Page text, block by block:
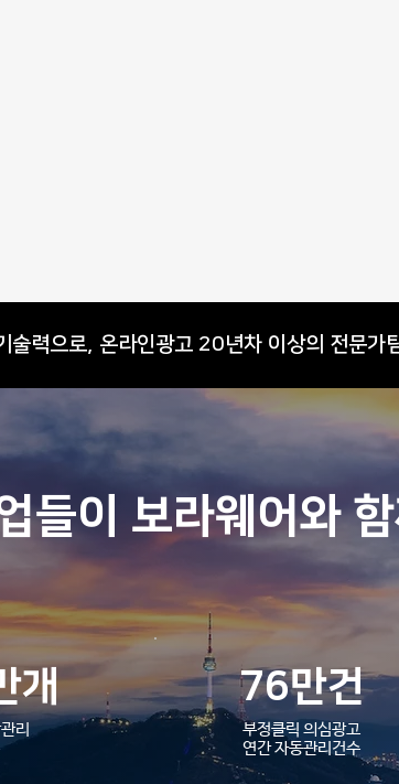
년 6월 보라웨어 솔루션 업데
트 안내
26년
이트
술력으로, 온라인광고 20년차 이상의 전문가
들이 보라웨어와
개
리
76만건
부정클릭 의심광고
​연간 자동관리건수